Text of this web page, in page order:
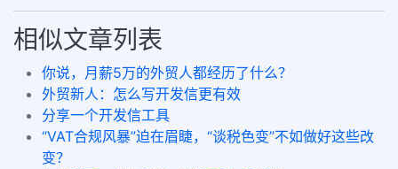
相似文章列表
你说，月薪5万的外贸人都经历了什么？
外贸新人：怎么写开发信更有效
分享一个开发信工具
“VAT合规风暴”迫在眉睫，“谈税色变”不如做好这些改
变？